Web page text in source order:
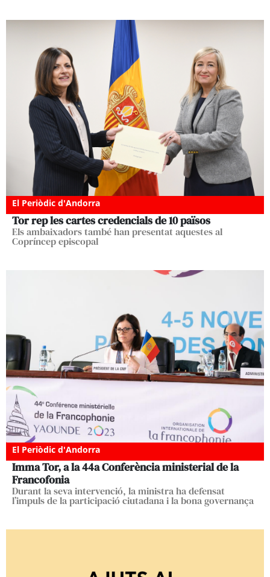
El Periòdic d'Andorra
Tor rep les cartes credencials de 10 països
Els ambaixadors també han presentat aquestes al
Copríncep episcopal
El Periòdic d'Andorra
Imma Tor, a la 44a Conferència ministerial de la
Francofonia
Durant la seva intervenció, la ministra ha defensat
l’impuls de la participació ciutadana i la bona governança